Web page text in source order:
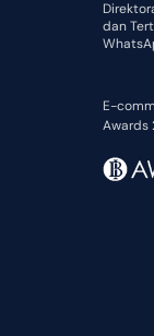
dan
E-
Awards